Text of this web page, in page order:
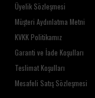
Üyelik Sözleşmesi
Müşteri Aydınlatma Metni
KVKK Politikamız
Garanti ve İade Koşulları
Teslimat Koşulları
Mesafeli Satış Sözleşmesi